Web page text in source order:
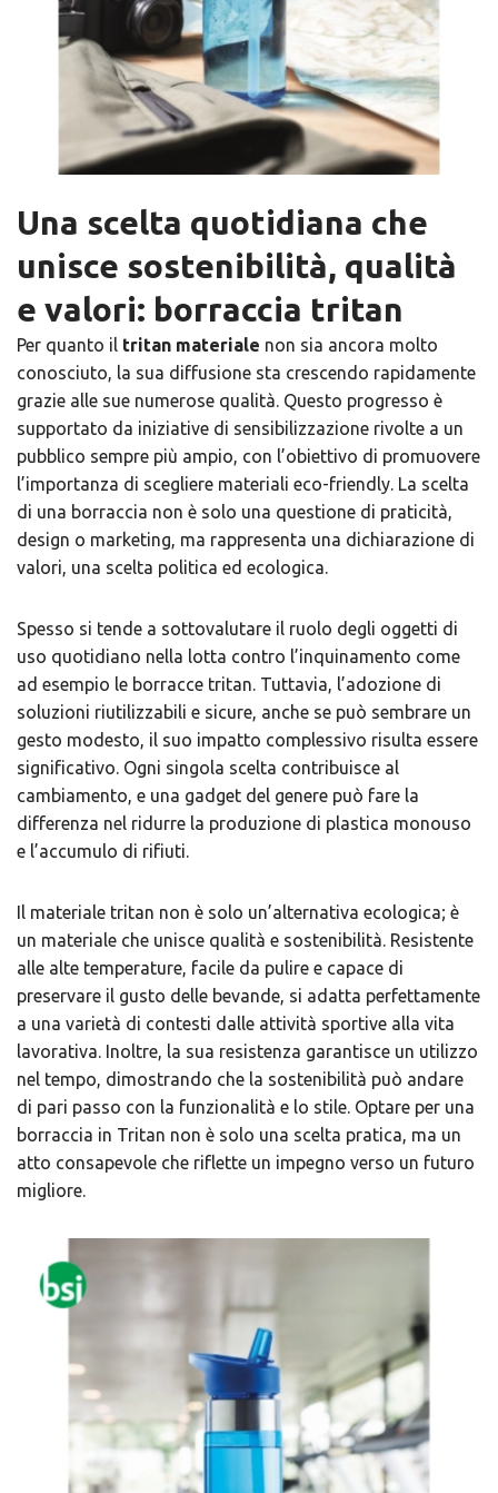
Una scelta quotidiana che
unisce sostenibilità, qualità
e valori: borraccia tritan
Per quanto il tritan materiale non sia ancora molto
conosciuto, la sua diffusione sta crescendo rapidamente
grazie alle sue numerose qualità. Questo progresso è
supportato da iniziative di sensibilizzazione rivolte a un
pubblico sempre più ampio, con l’obiettivo di promuovere
l’importanza di scegliere materiali eco-friendly. La scelta
di una borraccia non è solo una questione di praticità,
design o marketing, ma rappresenta una dichiarazione di
valori, una scelta politica ed ecologica.
Spesso si tende a sottovalutare il ruolo degli oggetti di
uso quotidiano nella lotta contro l’inquinamento come
ad esempio le borracce tritan. Tuttavia, l’adozione di
soluzioni riutilizzabili e sicure, anche se può sembrare un
gesto modesto, il suo impatto complessivo risulta essere
significativo. Ogni singola scelta contribuisce al
cambiamento, e una gadget del genere può fare la
differenza nel ridurre la produzione di plastica monouso
e l’accumulo di rifiuti.
Il materiale tritan non è solo un’alternativa ecologica; è
un materiale che unisce qualità e sostenibilità. Resistente
alle alte temperature, facile da pulire e capace di
preservare il gusto delle bevande, si adatta perfettamente
a una varietà di contesti dalle attività sportive alla vita
lavorativa. Inoltre, la sua resistenza garantisce un utilizzo
nel tempo, dimostrando che la sostenibilità può andare
di pari passo con la funzionalità e lo stile. Optare per una
borraccia in Tritan non è solo una scelta pratica, ma un
atto consapevole che riflette un impegno verso un futuro
migliore.